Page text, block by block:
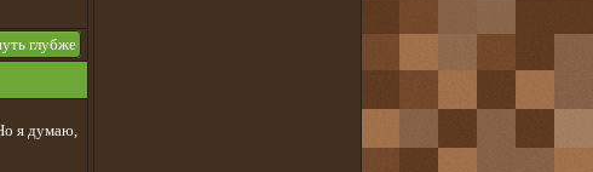
глубже
я думаю,